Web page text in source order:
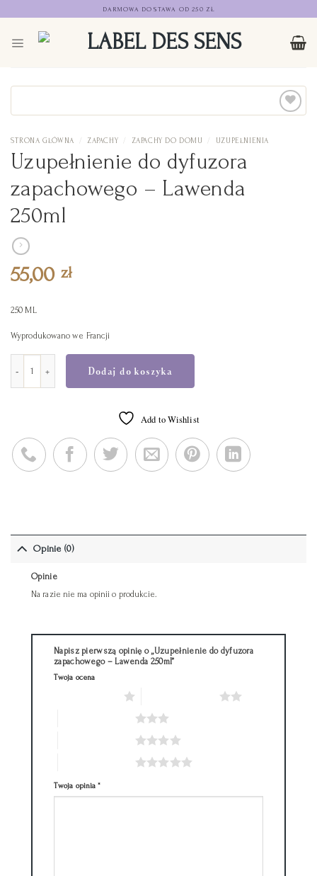
do
DARMOWA DOSTAWA OD 250 ZŁ
STRONA GŁÓWNA ZAPACHY ZAPACHY DO DOMU UZUPEŁNIENIA
Uzupełnienie do dyfuzora
zapachowego – Lawenda
250ml
55,00 zł
250 ML
Wyprodukowano we Francji
Dodaj do koszyka
Add to Wishlist
Opinie (0)
Opinie
Na razie nie ma opinii o produkcie.
Napisz pierwszą opinię o „Uzupełnienie do dyfuzora
zapachowego – Lawenda 250ml”
Twoja ocena
Twoja opinia*